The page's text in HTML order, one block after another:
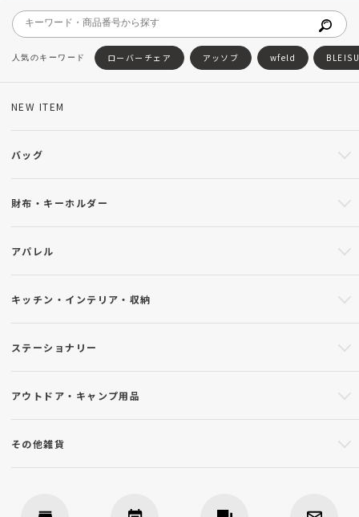
ローバーチェア アッソブ wfeld
NEW ITEM
バッグ
財布・キーホルダー
アパレル
キッチン・インテリア・収納
ステーショナリー
アウトドア・キャンプ用品
その他雑貨